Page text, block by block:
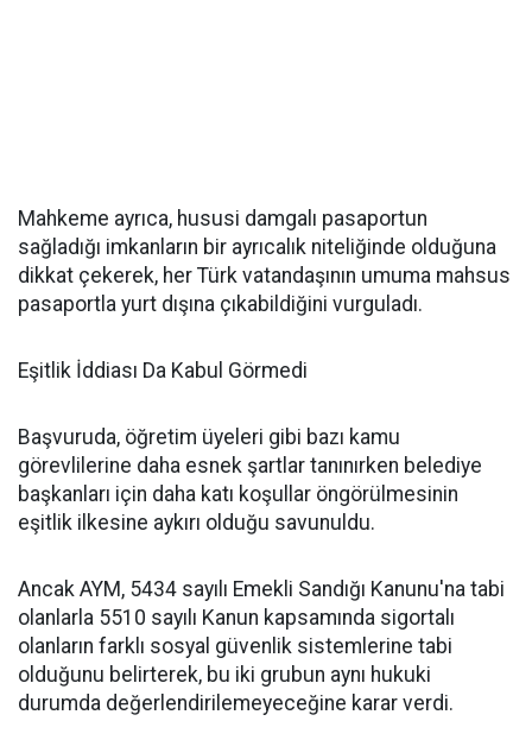
Mahkeme ayrıca, hususi damgalı pasaportun
sağladığı imkanların bir ayrıcalık niteliğinde olduğuna
dikkat çekerek, her Türk vatandaşının umuma mahsus
pasaportla yurt dışına çıkabildiğini vurguladı.
Eşitlik İddiası Da Kabul Görmedi
Başvuruda, öğretim üyeleri gibi bazı kamu
görevlilerine daha esnek şartlar tanınırken belediye
başkanları için daha katı koşullar öngörülmesinin
eşitlik ilkesine aykırı olduğu savunuldu.
Ancak AYM, 5434 sayılı Emekli Sandığı Kanunu'na tabi
olanlarla 5510 sayılı Kanun kapsamında sigortalı
olanların farklı sosyal güvenlik sistemlerine tabi
olduğunu belirterek, bu iki grubun aynı hukuki
durumda değerlendirilemeyeceğine karar verdi.